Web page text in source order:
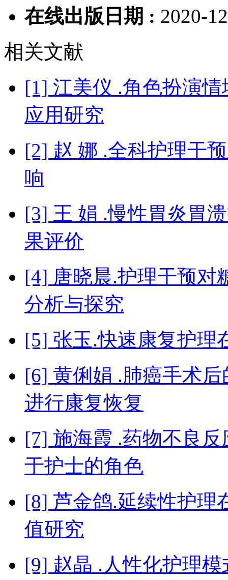
在线出版日期 : 2020-
相关文献
[1] 江美仪 .角色扮演
应用研究
[2] 赵 娜 .全科护理干
响
[3] 王 娟 .慢性胃炎胃
果评价
[4] 唐晓晨.护理干预对
分析与探究
[5] 张玉.快速康复护理
[6] 黄俐娟 .肺癌手术
进行康复恢复
[7] 施海霞 .药物不良
于护士的角色
[8] 芦金鸽.延续性护理
值研究
[9] 赵晶 .人性化护理